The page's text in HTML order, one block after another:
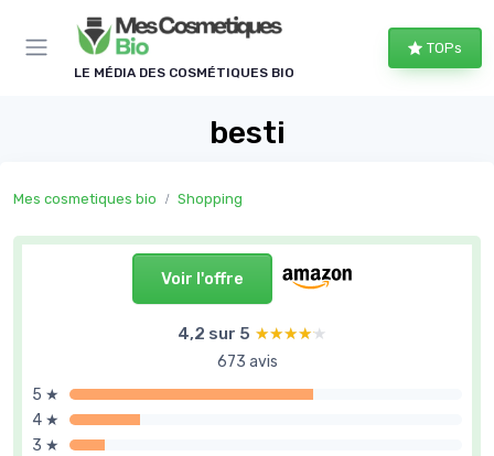
LE MÉDIA DES COSMÉTIQUES BIO
TOPs
besti
Mes cosmetiques bio Shopping
Voir l'offre
4,2 sur 5 ★★★★★
★★★★★
673 avis
5 ★
4 ★
3 ★
Panneau de gestion des cookies